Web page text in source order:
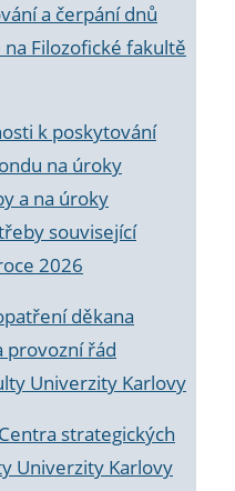
a čerpání dnů
Filozofické fakultě
k poskytování
na úroky
a na úroky
související
2026
děkana
provozní řád
Univerzity Karlovy
strategických
Univerzity Karlovy